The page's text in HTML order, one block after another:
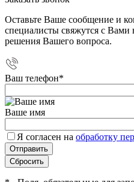
Оставьте Ваше сообщение и
специалисты свяжутся с Вами
решения Вашего вопроса.
Ваш телефон*
Ваше имя
Я согласен на обработку